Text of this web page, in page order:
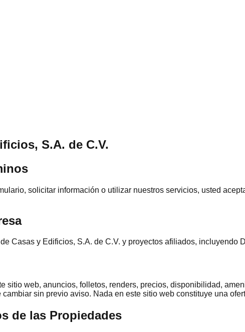
S.A. de C.V.
solicitar información o utilizar nuestros servicios, usted
Casas y Edificios, S.A. de C.V. y proyectos afiliados, incluyendo
sitio web, anuncios, folletos, renders, precios, disponibilidad,
sin previo aviso. Nada en este sitio web constituye una
de las Propiedades